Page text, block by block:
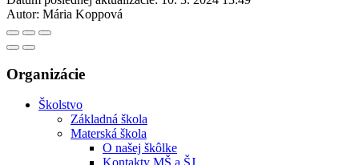
Autor: Mária Koppová
Organizácie
Školstvo
Základná škola
Materská škola
O našej škôlke